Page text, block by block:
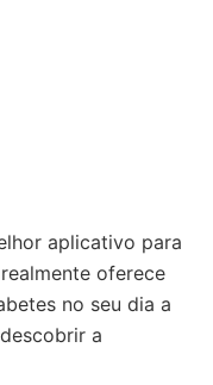
aplicativo para
oferece
no seu dia a
a